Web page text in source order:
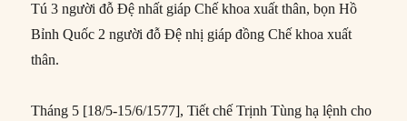
Tú 3 người đỗ Đệ nhất giáp Chế khoa xuất thân, bọn Hồ
Bỉnh Quốc 2 người đỗ Đệ nhị giáp đồng Chế khoa xuất
thân.
Tháng 5 [18/5-15/6/1577], Tiết chế Trịnh Tùng hạ lệnh cho